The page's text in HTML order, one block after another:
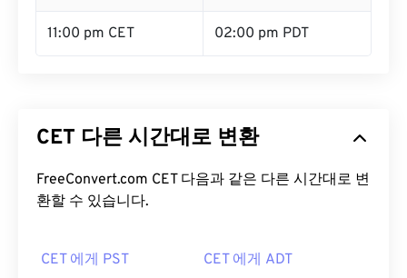
11:00 pm CET 02:00 pm PDT
CET 다른 시간대로 변환
FreeConvert.com CET 다음과 같은 다른 시간대로 변
환할 수 있습니다.
CET 에게 PST CET 에게 ADT